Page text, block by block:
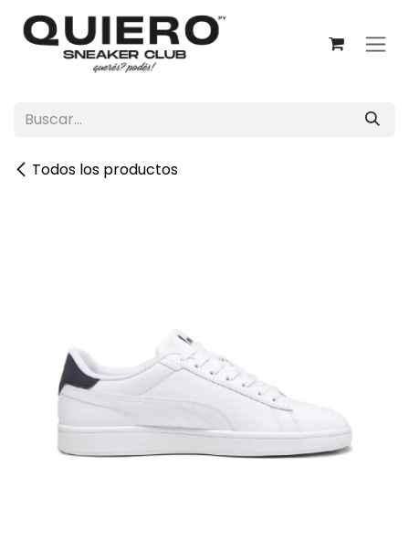
Ir al contenido
Todos los productos